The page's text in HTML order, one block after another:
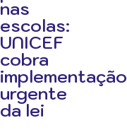
nas
escolas:
UNICEF
cobra
implementação
urgente
da lei